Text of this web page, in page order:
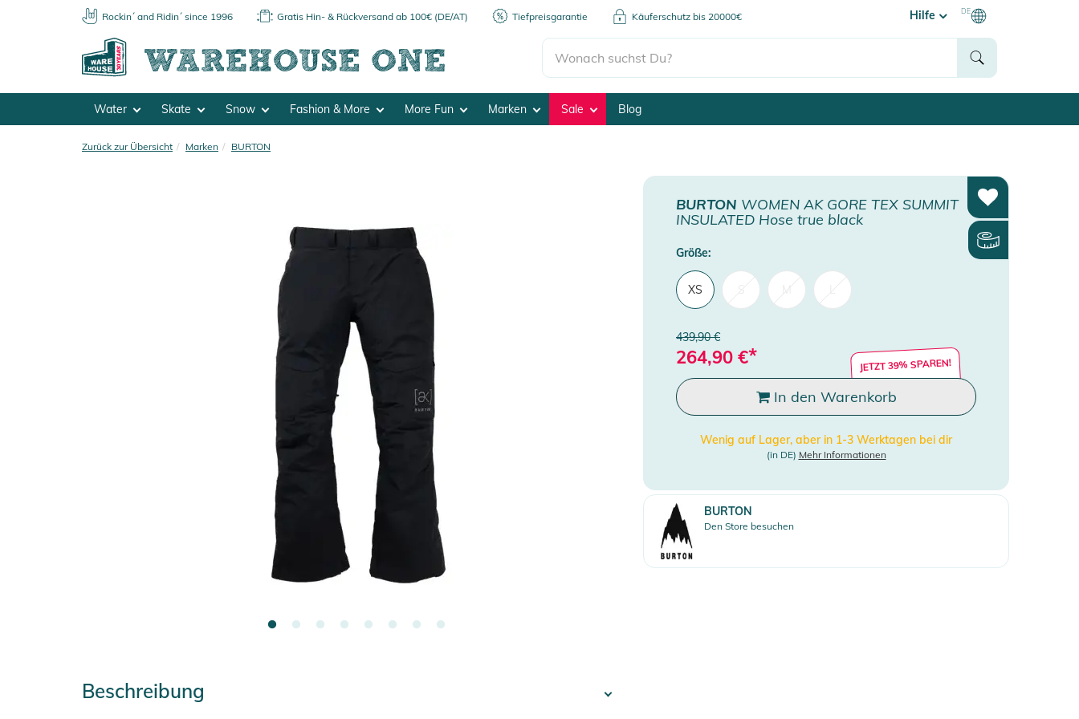
Rockin´ and Ridin´ since 1996 Gratis Hin- & Rückversand ab 100€ (DE/AT) Tiefpreisgarantie Käuferschutz bis 20000€ Hilfe DE
Water Skate Snow Fashion & More More Fun Marken Sale Blog
Zurück zur Übersicht Marken BURTON
BURTON WOMEN AK GORE TEX SUMMIT
INSULATED Hose true black
Größe:
XS
439,90 €
264,90 €* JETZT 39% SPAREN!
In den Warenkorb
Wenig auf Lager, aber in 1-3 Werktagen bei dir
(in DE) Mehr Informationen
BURTON
Den Store besuchen
Beschreibung